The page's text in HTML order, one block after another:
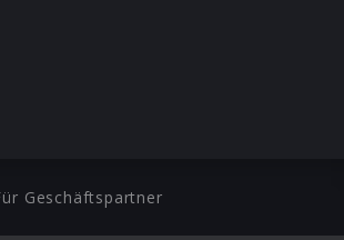
Geschäftspartner